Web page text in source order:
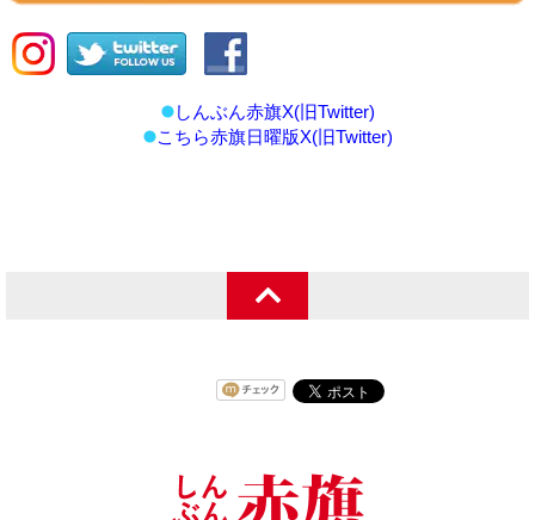
しんぶん赤旗X(旧Twitter)
こちら赤旗日曜版X(旧Twitter)